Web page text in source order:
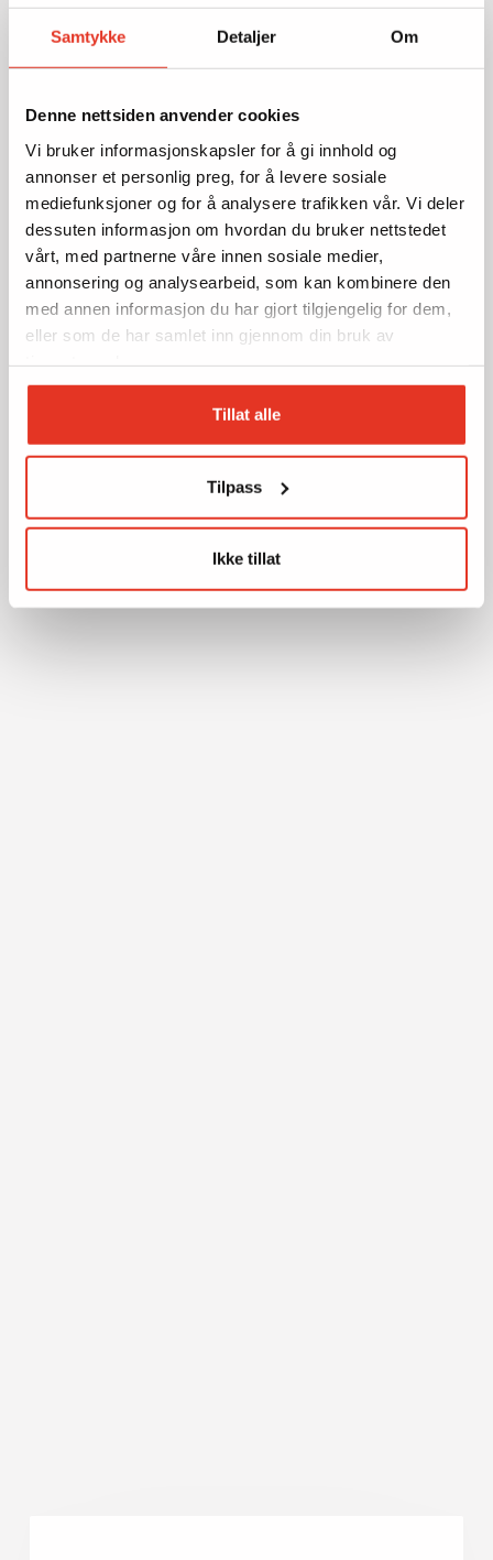
Samtykke Detaljer Om
Denne nettsiden anvender cookies
Vi bruker informasjonskapsler for å gi innhold og
annonser et personlig preg, for å levere sosiale
mediefunksjoner og for å analysere trafikken vår. Vi deler
dessuten informasjon om hvordan du bruker nettstedet
vårt, med partnerne våre innen sosiale medier,
annonsering og analysearbeid, som kan kombinere den
med annen informasjon du har gjort tilgjengelig for dem,
eller som de har samlet inn gjennom din bruk av
Tillat alle
Tilpass
Ikke tillat